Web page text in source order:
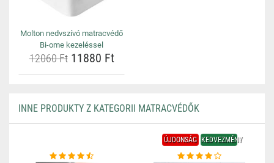
Molton nedvszívó matracvédő
Bi-ome kezeléssel
12060 Ft11880 Ft
INNE PRODUKTY Z KATEGORII MATRACVÉDŐK
ÚJDONSÁG KEDVEZMÉNY